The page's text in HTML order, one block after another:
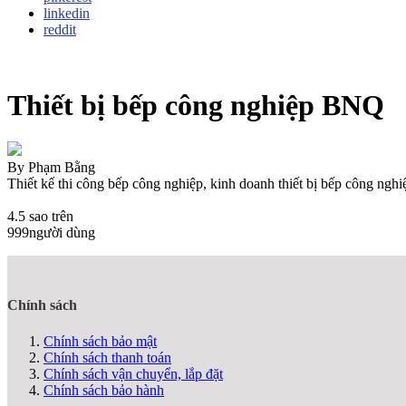
linkedin
reddit
Thiết bị bếp công nghiệp BNQ
By Phạm Bằng
Thiết kế thi công bếp công nghiệp, kinh doanh thiết bị bếp công
4.5 sao trên
999người dùng
Chính sách
Chính sách bảo mật
Chính sách thanh toán
Chính sách vận chuyển, lắp đặt
Chính sách bảo hành